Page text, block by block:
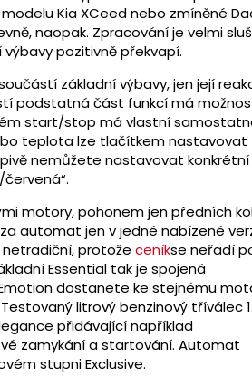
Kia XCeed nebo zmíněné
naopak. Zpracování je velmi
pozitivně překvapí.
základní výbavy, jen její
podstatná část funkcí má
start/stop má vlastní
teplota lze tlačítkem nastavovat
nemůžete nastavovat konkrétní
motory, pohonem jen předních
automat jen v jedné nabízené
protože ceníkse neřadí
Essential tak je spojená
dostanete ke stejnému
litrový benzinový tříválec
přidávající například
zamykání a startování. Automat
stupni Exclusive.